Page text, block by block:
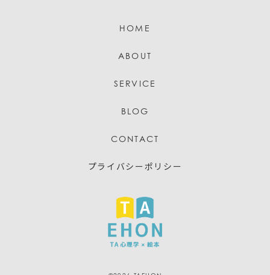
HOME
ABOUT
SERVICE
BLOG
CONTACT
プライバシーポリシー